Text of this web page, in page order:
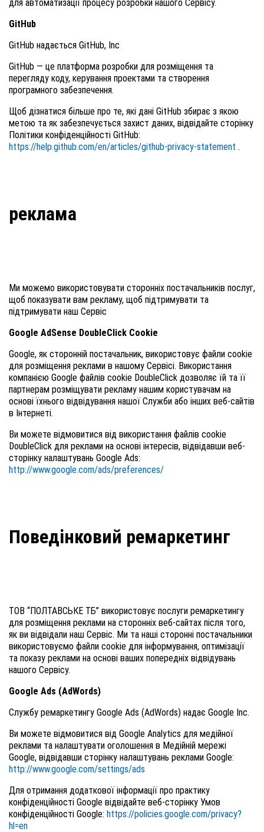
для автоматизації процесу розробки нашого Сервісу.
GitHub
GitHub надається GitHub, Inc
GitHub — це платформа розробки для розміщення та
перегляду коду, керування проектами та створення
програмного забезпечення.
Щоб дізнатися більше про те, які дані GitHub збирає з якою
метою та як забезпечується захист даних, відвідайте сторінку
Політики конфіденційності GitHub:
https://help.github.com/en/articles/github-privacy-statement .
реклама
Ми можемо використовувати сторонніх постачальників послуг,
щоб показувати вам рекламу, щоб підтримувати та
підтримувати наш Сервіс
Google AdSense DoubleClick Cookie
Google, як сторонній постачальник, використовує файли cookie
для розміщення реклами в нашому Сервісі. Використання
компанією Google файлів cookie DoubleClick дозволяє їй та її
партнерам розміщувати рекламу нашим користувачам на
основі їхнього відвідування нашої Служби або інших веб-сайтів
в Інтернеті.
Ви можете відмовитися від використання файлів cookie
DoubleClick для реклами на основі інтересів, відвідавши веб-
сторінку налаштувань Google Ads:
http://www.google.com/ads/preferences/
Поведінковий ремаркетинг
ТОВ “ПОЛТАВСЬКЕ ТБ” використовує послуги ремаркетингу
для розміщення реклами на сторонніх веб-сайтах після того,
як ви відвідали наш Сервіс. Ми та наші сторонні постачальники
використовуємо файли cookie для інформування, оптимізації
та показу реклами на основі ваших попередніх відвідувань
нашого Сервісу.
Google Ads (AdWords)
Службу ремаркетингу Google Ads (AdWords) надає Google Inc.
Ви можете відмовитися від Google Analytics для медійної
реклами та налаштувати оголошення в Медійній мережі
Google, відвідавши сторінку налаштувань реклами Google:
http://www.google.com/settings/ads
Для отримання додаткової інформації про практику
конфіденційності Google відвідайте веб-сторінку Умов
конфіденційності Google: https://policies.google.com/privacy?
hl=en